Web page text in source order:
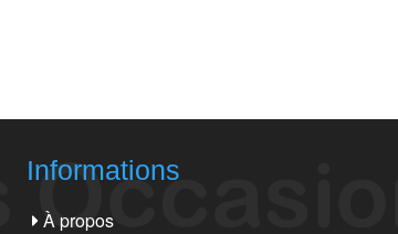
Informations
À propos